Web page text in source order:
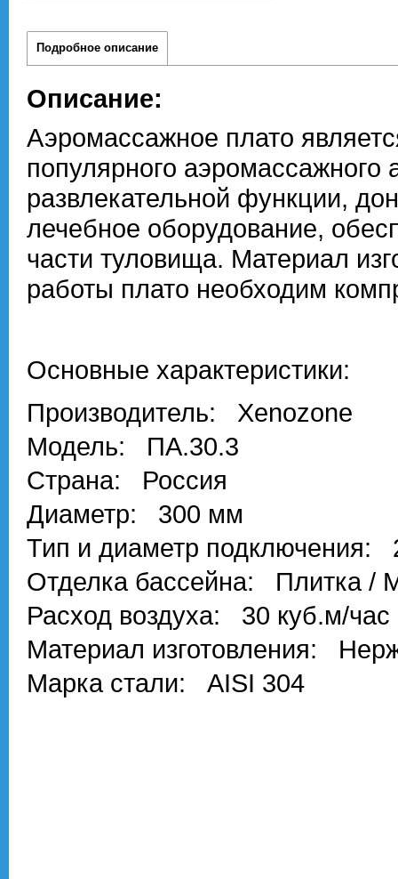
Подробное описание
Описание:
Аэромассажное плато
популярного
развлекательной функции,
лечебное оборудование,
части туловища. Материал
работы плато необходим
Основные характеристики:
Производитель: Xenozone
Модель: ПА.30.3
Страна: Россия
Диаметр: 300 мм
Тип и диаметр подключения:
Отделка бассейна: Плитка /
Расход воздуха: 30 куб.м/час
Материал изготовления:
Марка стали: AISI 304